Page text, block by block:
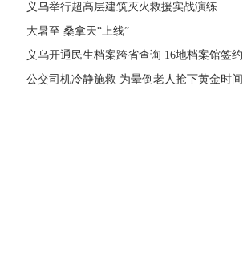
义乌举行超高层建筑灭火救援实战演练
大暑至 桑拿天“上线”
义乌开通民生档案跨省查询 16地档案馆签约
合作
公交司机冷静施救 为晕倒老人抢下黄金时间